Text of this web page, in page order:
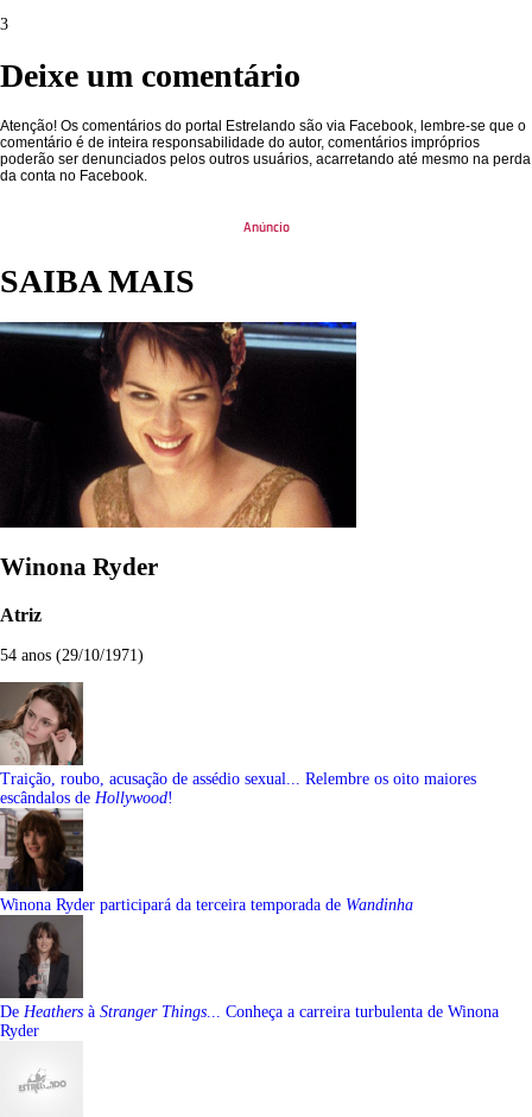
3
Deixe um comentário
Atenção! Os comentários do portal Estrelando são via Facebook, lembre-se que o
comentário é de inteira responsabilidade do autor, comentários impróprios
poderão ser denunciados pelos outros usuários, acarretando até mesmo na perda
da conta no Facebook.
SAIBA MAIS
Winona Ryder
Atriz
54 anos (29/10/1971)
Traição, roubo, acusação de assédio sexual... Relembre os oito maiores
escândalos de Hollywood!
Winona Ryder participará da terceira temporada de Wandinha
De Heathers à Stranger Things... Conheça a carreira turbulenta de Winona
Ryder